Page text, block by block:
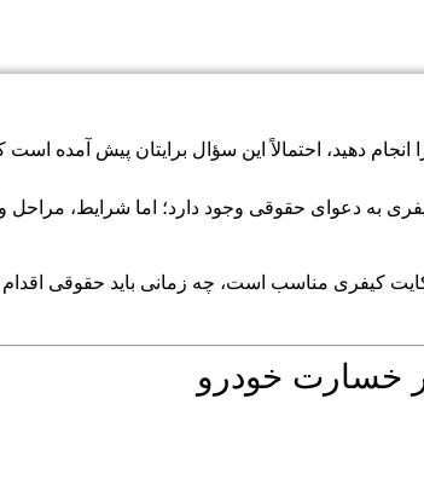
دهید، احتمالاً این سؤال برایتان پیش آمده است
به دعوای حقوقی وجود دارد؛ اما شرایط، مراحل و
کیفری مناسب است، چه زمانی باید حقوقی اقدام
خسارت خودرو